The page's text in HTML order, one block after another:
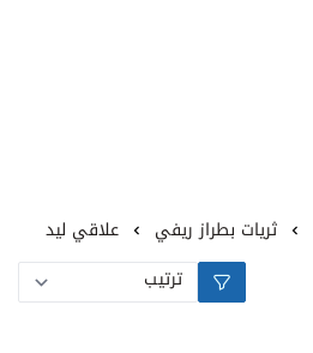
ثريات بطراز ريفي علاقي ليد